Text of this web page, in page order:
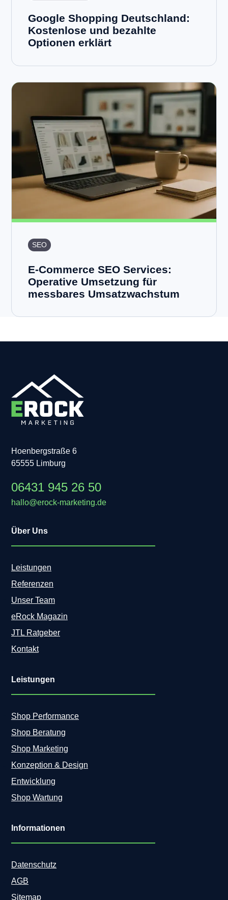
Google Shopping Deutschland:
Kostenlose und bezahlte
Optionen erklärt
SEO
E-Commerce SEO Services:
Operative Umsetzung für
messbares Umsatzwachstum
Hoenbergstraße 6
65555 Limburg
06431 945 26 50
hallo@erock-marketing.de
Über Uns
Leistungen
Referenzen
Unser Team
eRock Magazin
JTL Ratgeber
Kontakt
Leistungen
Shop Performance
Shop Beratung
Shop Marketing
Konzeption & Design
Entwicklung
Shop Wartung
Informationen
Datenschutz
AGB
Sitemap